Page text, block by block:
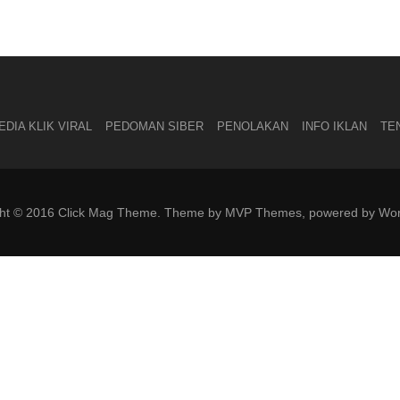
KLIK VIRAL PEDOMAN SIBER PENOLAKAN INFO IKLAN
© 2016 Click Mag Theme. Theme by MVP Themes, powered by